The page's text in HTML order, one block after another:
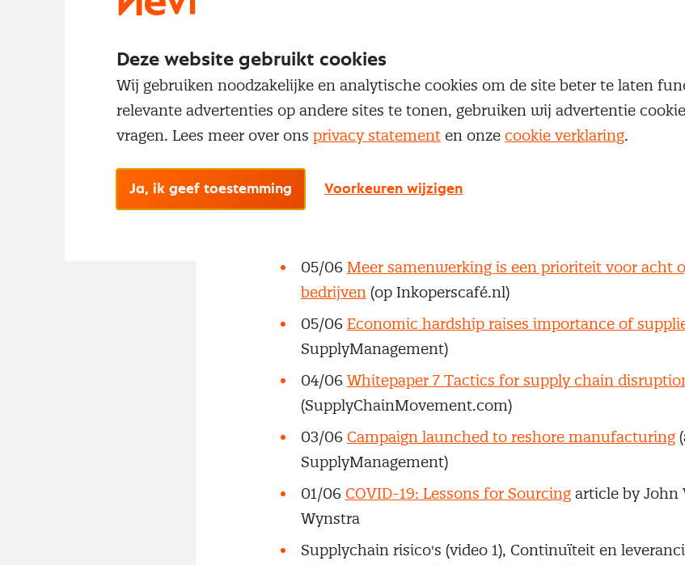
worden benaderd'
16/06Leveringsproblemen in de zorg kunnen
De Jonge, beste Hugo
15/06
05/06 Meer samenwerking is een prioriteit voor acht
bedrijven(op Inkoperscafé.nl)
05/06 Economic hardship raises importance of
SupplyManagement)
04/06 Whitepaper 7 Tactics for supply chain
(SupplyChainMovement.com)
03/06 Campaign launched to reshore manufacturing
SupplyManagement)
01/06 COVID-19: Lessons for Sourcingarticle by John
Wynstra
Supplychain risico's (video 1), Continuïteit en
Deze website gebruikt cookies
Wij gebruiken noodzakelijke en analytische cookies om de site beter te laten
relevante advertenties op andere sites te tonen, gebruiken wij advertentie
vragen. Lees meer over ons privacy statement en onze cookie verklaring.
Ja, ik geef toestemming Voorkeuren wijzigen